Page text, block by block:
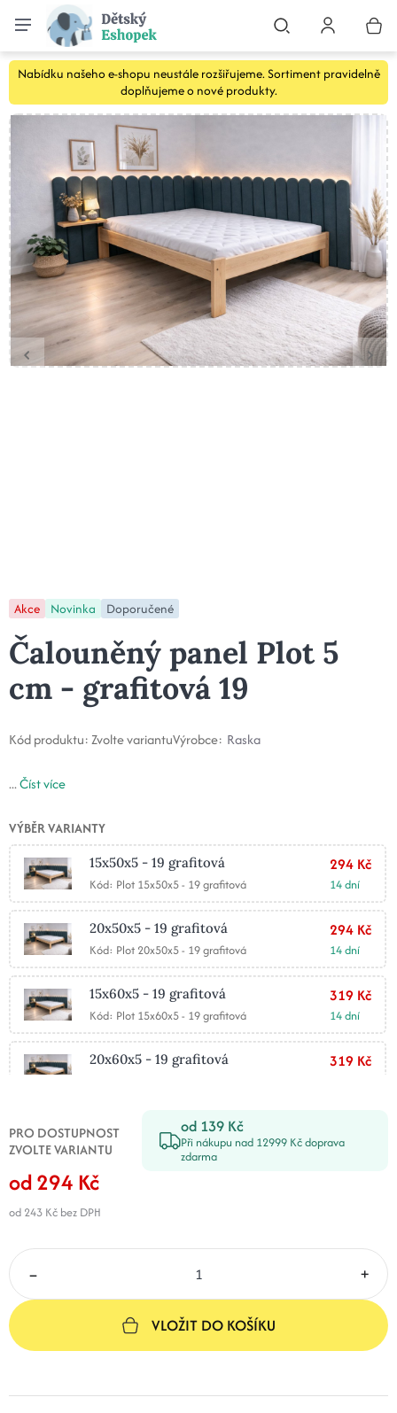
Nabídku našeho e-shopu neustále rozšiřujeme. Sortiment pravidelně
doplňujeme o nové produkty.
Akce Novinka Doporučené
Čalouněný panel Plot 5
cm - grafitová 19
Kód produktu:Zvolte variantuVýrobce: Raska
...Číst více
VÝBĚR VARIANTY
15x50x5 - 19 grafitová
Kód: Plot 15x50x5 - 19 grafitová
294 Kč
14 dní
20x50x5 - 19 grafitová
Kód: Plot 20x50x5 - 19 grafitová
294 Kč
14 dní
15x60x5 - 19 grafitová
Kód: Plot 15x60x5 - 19 grafitová
319 Kč
14 dní
20x60x5 - 19 grafitová
319 Kč
25x50x5 - 19 grafitová
Kód: Plot 25x50x5 - 19 grafitová
14 dní
30x50x5 - 19 grafitová
Kód: Plot 30x50x5 - 19 grafitová
Kód: Plot 15x70x5 - 19 grafitová
363 Kč
20x70x5 - 19 grafitová
PRO DOSTUPNOST
ZVOLTE VARIANTU
od 139 Kč
Při nákupu nad 12999 Kč doprava
zdarma
od 294 Kč
od 243 Kč bez DPH
– +
VLOŽIT DO KOŠÍKU